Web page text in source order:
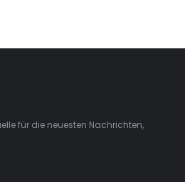
für die neuesten Nachrichten,